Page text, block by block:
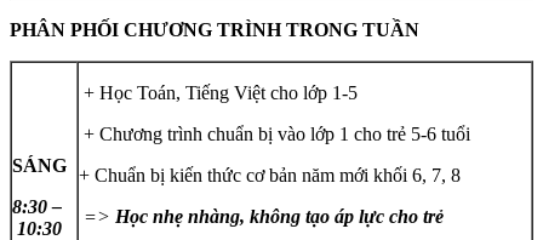
PHÂN PHỐI CHƯƠNG TRÌNH TRONG TUẦN
SÁNG
8:30 –
10:30
+ Học Toán, Tiếng Việt cho lớp 1-5
+ Chương trình chuẩn bị vào lớp 1 cho trẻ 5-6 tuổi
+ Chuẩn bị kiến thức cơ bản năm mới khối 6, 7, 8
=> Học nhẹ nhàng, không tạo áp lực cho trẻ